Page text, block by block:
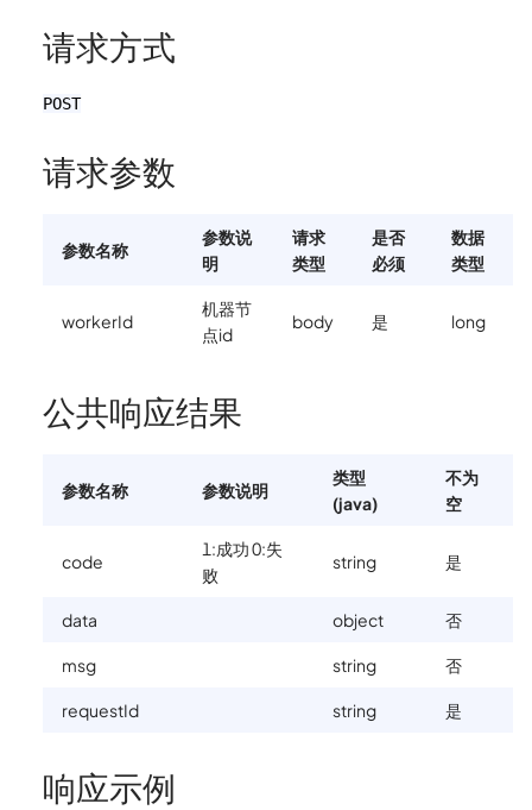
请求方式
POST
请求参数
参数名称
参数说
明
请求
类型
是否
必须
数据
类型
workerId
机器节
点id
body 是 long
公共响应结果
参数名称 参数说明
类型
(java)
不为
空
code
1:成功 0:失
败
string 是
data object 否
msg string 否
requestId string 是
响应示例